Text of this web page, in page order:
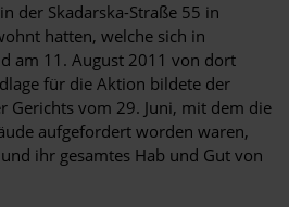
der Skadarska-Straße 55 in
hatten, welche sich in
am 11. August 2011 von dort
für die Aktion bildete der
Gerichts vom 29. Juni, mit dem die
aufgefordert worden waren,
ihr gesamtes Hab und Gut von